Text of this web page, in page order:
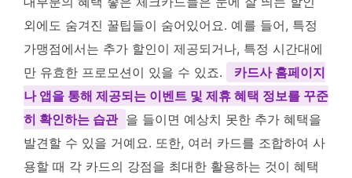
외에도 숨겨진 꿀팁들이 숨어있어요. 예를 들어, 특정
가맹점에서는 추가 할인이 제공되거나, 특정 시간대에
만 유효한 프로모션이 있을 수 있죠.
카드사 홈페이지
나 앱을 통해 제공되는 이벤트 및 제휴 혜택 정보를 꾸준
히 확인하는 습관 을 들이면 예상치 못한 추가 혜택을
발견할 수 있을 거예요. 또한, 여러 카드를 조합하여 사
용할 때 각 카드의 강점을 최대한 활용하는 것이 혜택